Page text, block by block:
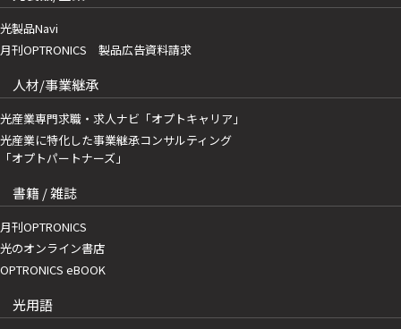
光製品Navi
月刊OPTRONICS 製品広告資料請求
人材/事業継承
光産業専門求職・求人ナビ「オプトキャリア」
光産業に特化した事業継承コンサルティング
「オプトパートナーズ」
書籍 / 雑誌
月刊OPTRONICS
光のオンライン書店
OPTRONICS eBOOK
光用語